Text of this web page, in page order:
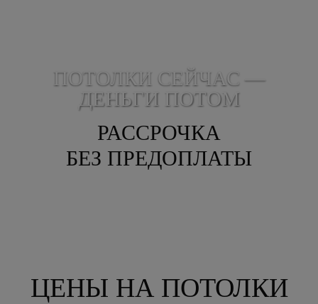
ПОТОЛКИ СЕЙЧАС —
ДЕНЬГИ ПОТОМ
РАССРОЧКА
БЕЗ ПРЕДОПЛАТЫ
ЦЕНЫ НА ПОТОЛКИ